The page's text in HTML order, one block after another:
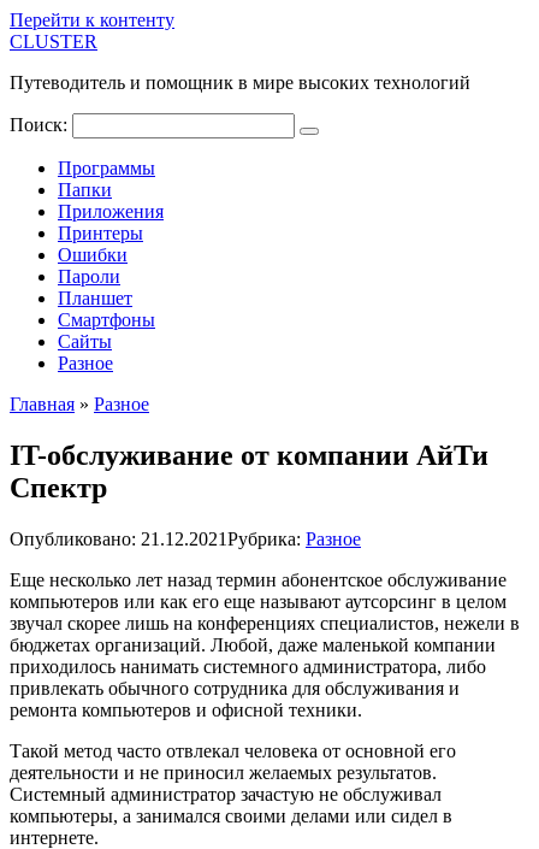
Перейти к контенту
CLUSTER
Путеводитель и помощник в мире высоких технологий
Поиск:
Программы
Папки
Приложения
Принтеры
Ошибки
Пароли
Планшет
Смартфоны
Сайты
Разное
Главная » Разное
IT-обслуживание от компании АйТи
Спектр
Опубликовано: 21.12.2021Рубрика: Разное
Еще несколько лет назад термин абонентское обслуживание
компьютеров или как его еще называют аутсорсинг в целом
звучал скорее лишь на конференциях специалистов, нежели в
бюджетах организаций. Любой, даже маленькой компании
приходилось нанимать системного администратора, либо
привлекать обычного сотрудника для обслуживания и
ремонта компьютеров и офисной техники.
Такой метод часто отвлекал человека от основной его
деятельности и не приносил желаемых результатов.
Системный администратор зачастую не обслуживал
компьютеры, а занимался своими делами или сидел в
интернете.